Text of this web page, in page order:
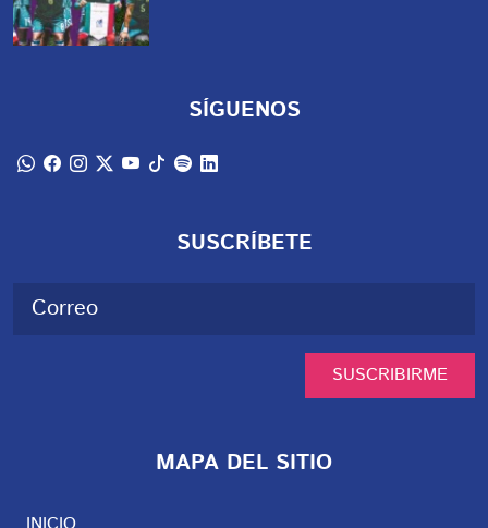
SÍGUENOS
SUSCRÍBETE
SUSCRIBIRME
MAPA DEL SITIO